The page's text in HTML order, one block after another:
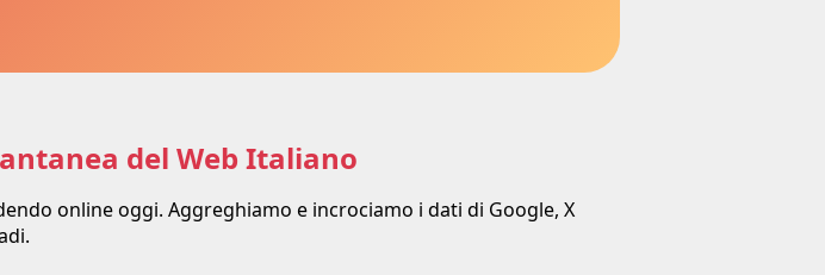
del Web Italiano
online oggi. Aggreghiamo e incrociamo i dati di Google, X